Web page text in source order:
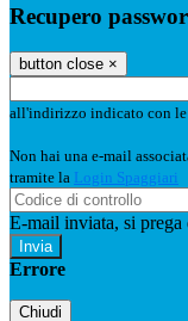
Recupero
button close ×
all'indirizzo indicato con le
Non hai una e-mail
tramite la Login Spaggiari
E-mail inviata, si prega
Errore
Chiudi